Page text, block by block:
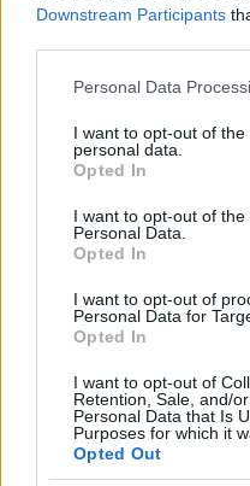
Downstream Participants
Please note that this
not limited to your visit or
grant or deny consent to
use your data for below
consent section.
Personal Data
I want to opt-out of
personal data.
Opted In
I want to opt-out of the
Personal Data.
Opted In
I want to opt-out of
Personal Data for
Opted In
I want to opt-out of
Retention, Sale, and/
Personal Data that Is
Purposes for which it
Opted Out
UnmuteLoaded
Szöveg forrása: boon.hu
Megosztás: